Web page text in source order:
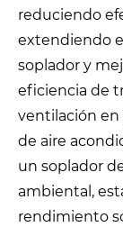
reduciendo
extendiendo
soplador y
eficiencia de
ventilación
de aire
un soplador
ambiental,
rendimiento